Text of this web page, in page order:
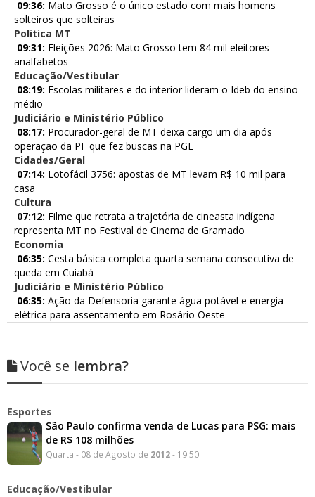
09:36: Mato Grosso é o único estado com mais homens
solteiros que solteiras
Politica MT
09:31: Eleições 2026: Mato Grosso tem 84 mil eleitores
analfabetos
Educação/Vestibular
08:19: Escolas militares e do interior lideram o Ideb do ensino
médio
Judiciário e Ministério Público
08:17: Procurador-geral de MT deixa cargo um dia após
operação da PF que fez buscas na PGE
Cidades/Geral
07:14: Lotofácil 3756: apostas de MT levam R$ 10 mil para
casa
Cultura
07:12: Filme que retrata a trajetória de cineasta indígena
representa MT no Festival de Cinema de Gramado
Economia
06:35: Cesta básica completa quarta semana consecutiva de
queda em Cuiabá
Judiciário e Ministério Público
06:35: Ação da Defensoria garante água potável e energia
elétrica para assentamento em Rosário Oeste
Você se lembra?
Esportes
São Paulo confirma venda de Lucas para PSG: mais
de R$ 108 milhões
Quarta - 08 de Agosto de 2012- 19:50
Educação/Vestibular